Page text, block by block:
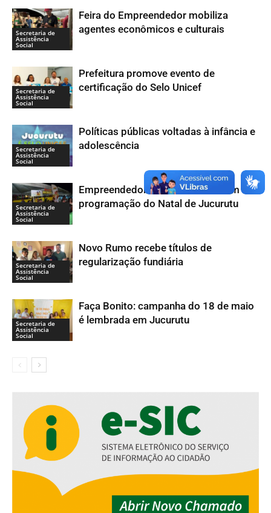
Secretaria de
Assistência
Social
Feira do Empreendedor mobiliza
agentes econômicos e culturais
Secretaria de
Assistência
Social
Prefeitura promove evento de
certificação do Selo Unicef
Secretaria de
Assistência
Social
Políticas públicas voltadas à infância e
adolescência
Secretaria de
Assistência
Social
Empreendedorismo se destaca em
programação do Natal de Jucurutu
Secretaria de
Assistência
Social
Novo Rumo recebe títulos de
regularização fundiária
Secretaria de
Assistência
Social
Faça Bonito: campanha do 18 de maio
é lembrada em Jucurutu